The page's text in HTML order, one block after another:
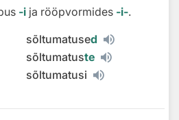
‑i ja rööpvormides ‑i‑.
sõltumatused
sõltumatuste
sõltumatusi